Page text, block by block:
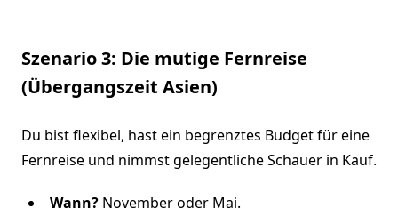
Szenario 3: Die mutige Fernreise
(Übergangszeit Asien)
Du bist flexibel, hast ein begrenztes Budget für eine
Fernreise und nimmst gelegentliche Schauer in Kauf.
Wann? November oder Mai.